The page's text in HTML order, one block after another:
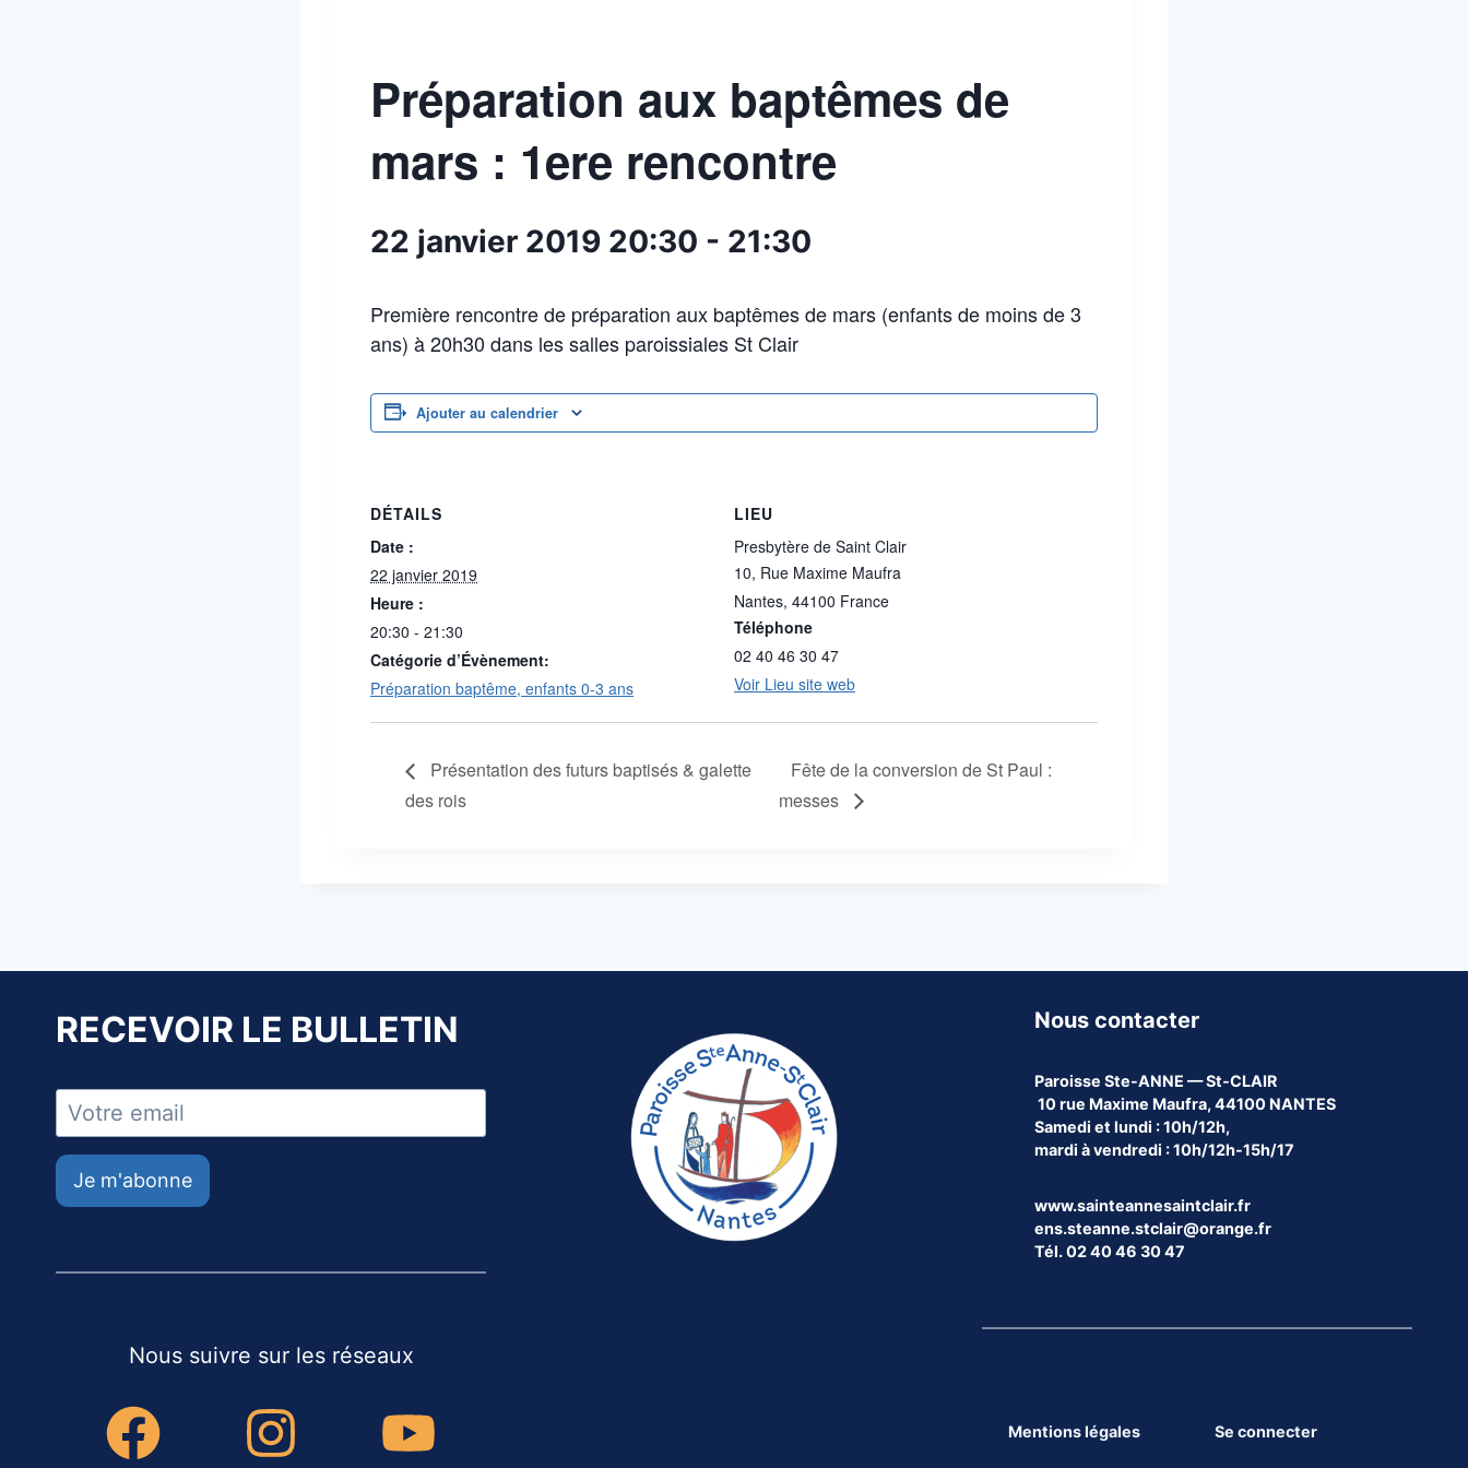
Préparation aux baptêmes de
mars : 1ere rencontre
22 janvier 2019 20:30 - 21:30
Première rencontre de préparation aux baptêmes de mars (enfants de moins de 3
ans) à 20h30 dans les salles paroissiales St Clair
Ajouter au calendrier
DÉTAILS
Date :
22 janvier 2019
Heure :
20:30 - 21:30
Catégorie d’Évènement:
Préparation baptême, enfants 0-3 ans
LIEU
Presbytère de Saint Clair
10, Rue Maxime Maufra
Nantes, 44100 France
Téléphone
02 40 46 30 47
Voir Lieu site web
Présentation des futurs baptisés & galette
des rois
Fête de la conversion de St Paul :
messes
RECEVOIR LE BULLETIN
Je m'abonne
Nous suivre sur les réseaux
Nous contacter
Paroisse Ste-ANNE — St-CLAIR
10 rue Maxime Maufra, 44100 NANTES
Samedi et lundi : 10h/12h,
mardi à vendredi : 10h/12h-15h/17
www.sainteannesaintclair.fr
ens.steanne.stclair@orange.fr
Tél. 02 40 46 30 47
Mentions légales Se connecter